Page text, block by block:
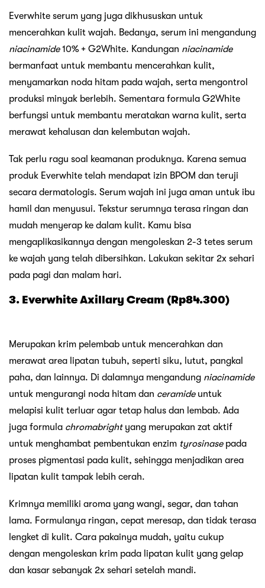
Everwhite serum yang juga dikhususkan untuk
mencerahkan kulit wajah. Bedanya, serum ini mengandung
niacinamide10% + G2White. Kandungan niacinamide
bermanfaat untuk membantu mencerahkan kulit,
menyamarkan noda hitam pada wajah, serta mengontrol
produksi minyak berlebih. Sementara formula G2White
berfungsi untuk membantu meratakan warna kulit, serta
merawat kehalusan dan kelembutan wajah.
Tak perlu ragu soal keamanan produknya. Karena semua
produk Everwhite telah mendapat izin BPOM dan teruji
secara dermatologis. Serum wajah ini juga aman untuk ibu
hamil dan menyusui. Tekstur serumnya terasa ringan dan
mudah menyerap ke dalam kulit. Kamu bisa
mengaplikasikannya dengan mengoleskan 2-3 tetes serum
ke wajah yang telah dibersihkan. Lakukan sekitar 2x sehari
pada pagi dan malam hari.
3. Everwhite Axillary Cream (Rp84.300)
Merupakan krim pelembab untuk mencerahkan dan
merawat area lipatan tubuh, seperti siku, lutut, pangkal
paha, dan lainnya. Di dalamnya mengandung niacinamide
untuk mengurangi noda hitam dan ceramide untuk
melapisi kulit terluar agar tetap halus dan lembab. Ada
juga formula chromabrightyang merupakan zat aktif
untuk menghambat pembentukan enzim tyrosinase pada
proses pigmentasi pada kulit, sehingga menjadikan area
lipatan kulit tampak lebih cerah.
Krimnya memiliki aroma yang wangi, segar, dan tahan
lama. Formulanya ringan, cepat meresap, dan tidak terasa
lengket di kulit. Cara pakainya mudah, yaitu cukup
dengan mengoleskan krim pada lipatan kulit yang gelap
dan kasar sebanyak 2x sehari setelah mandi.